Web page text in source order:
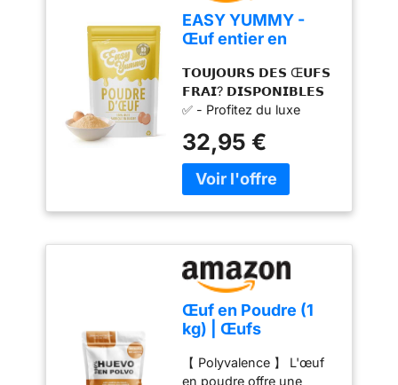
EASY YUMMY -
Œuf entier en
cuisine (1kg), 100%
d'œuf en poudre
𝗧𝗢𝗨𝗝𝗢𝗨𝗥𝗦 𝗗𝗘𝗦 Œ𝗨𝗙𝗦
𝗙𝗥𝗔𝗜? 𝗗𝗜𝗦𝗣𝗢𝗡𝗜𝗕𝗟𝗘𝗦
✅ - Profitez du luxe
œufs frais à portée de
main à tout moment.
Notre poudre d'œufs
ingrédient essentiel,
facilitant ainsi vos
préparations culinaires et
pâtissières. 𝗦𝗔𝗡𝗦
𝗗𝗘𝗦𝗢𝗥𝗗𝗥𝗘 𝗘𝗧 𝗙𝗔𝗖𝗜𝗟𝗘
de devoir gérer des
32,95 €
Œuf en Poudre (1
kg) | Œufs
Gluten | Œuf
【 Polyvalence 】 L'œuf
en poudre offre une